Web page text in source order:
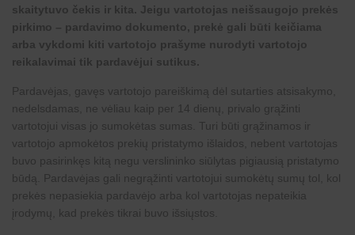
skaitytuvo čekis ir kita. Jeigu vartotojas neišsaugojo prekės
pirkimo – pardavimo dokumento, prekė gali būti keičiama
arba vykdomi kiti vartotojo prašyme nurodyti vartotojo
reikalavimai tik pardavėjui sutikus.
Pardavėjas, gavęs vartotojo pareiškimą dėl sutarties atsisakymo,
nedelsdamas, ne vėliau kaip per 14 dienų, privalo grąžinti
vartotojui visas jo sumokėtas sumas. Turi būti grąžinamos ir
vartotojo apmokėtos prekių pristatymo išlaidos, nebent vartotojas
buvo pasirinkęs kitą negu verslininko siūlytas pigiausią pristatymo
būdą. Pardavėjas gali negrąžinti vartotojui sumokėtų sumų tol, kol
prekės nepasiekia pardavėjo arba kol vartotojas nepateikia
įrodymų, kad prekės tikrai buvo išsiųstos.